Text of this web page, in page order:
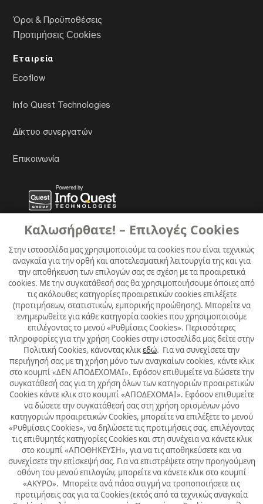
Καλωσήρθατε! – Επιλογές Cookies
Στην ιστοσελίδα μας χρησιμοποιούμε τα cookies που είναι τεχνικώς
αναγκαία για την ορθή και αποτελεσματική λειτουργία της και για
την αποθήκευση των επιλογών σας σε σχέση με τα προαιρετικά
cookies. Με την συγκατάθεσή σας θα χρησιμοποιήσουμε όποιες από
τις ακόλουθες κατηγορίες προαιρετικών cookies επιλέξετε
(προτιμήσεων, στατιστικών, εμπορικής προώθησης). Μπορείτε να
ενημερωθείτε για κάθε κατηγορία cookies που χρησιμοποιούμε
επιλέγοντας το μενού «Ρυθμίσεις Cookies». Περισσότερες
πληροφορίες για την χρήση Cookies στην ιστοσελίδα μας δείτε στην
Πολιτική Cookies, κάνοντας κλικεδώ. Για να συνεχίσετε την
περιήγησή σας με τη χρήση μόνο των αναγκαίων cookies, κάντε κλικ
στο κουμπί «ΔΕΝ ΑΠΟΔΕΧΟΜΑΙ». Εφόσον επιθυμείτε να δώσετε την
συγκατάθεσή σας για τη χρήση όλων των κατηγοριών προαιρετικών
Cookies κάντε κλικ στο κουμπί «ΑΠΟΔΕΧΟΜΑΙ». Εφόσον επιθυμείτε
να δώσετε την συγκατάθεσή σας στη χρήση ορισμένων μόνο
κατηγοριών προαιρετικών Cookies, μπορείτε να επιλέξετε το μενού
«Ρυθμίσεις Cookies», να δηλώσετε τις προτιμήσεις σας, επιλέγοντας
τις επιθυμητές κατηγορίες Cookies και στη συνέχεια να κάνετε κλικ
στο κουμπί «ΑΠΟΘΗΚΕΥΣΗ», για να τις αποθηκεύσετε και να
συνεχίσετε την επίσκεψή σας. Για να επιστρέψετε στην προηγούμενη
οθόνη του μενού επιλογών, μπορείτε να κάνετε κλικ στο κουμπί
«ΑΚΥΡΟ». Μπορείτε ανά πάσα στιγμή να τροποποιήσετε τις
προτιμήσεις σας για τα Cookies (εκτός από τα τεχνικώς αναγκαία
Όροι & Προϋποθέσεις
Προτιμήσεις Cookies
Εταιρεία
Ecoflow
Info Quest Technologies
Δίκτυο συνεργατών
Επικοινωνία